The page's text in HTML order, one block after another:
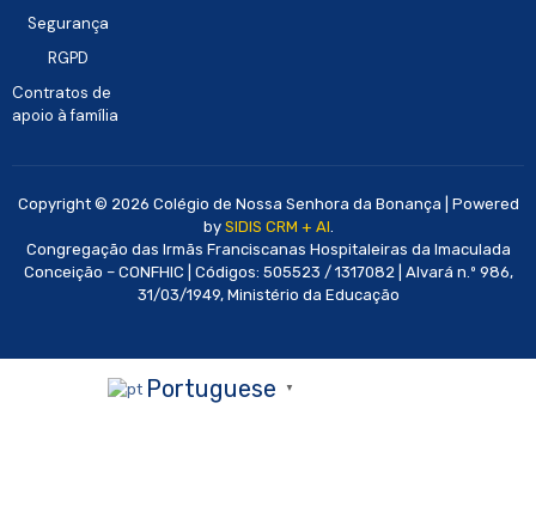
Segurança
RGPD
Contratos de
apoio à família
Copyright © 2026 Colégio de Nossa Senhora da Bonança | Powered
by SIDIS CRM + AI
Congregação das Irmãs Franciscanas Hospitaleiras da Imaculada
Conceição – CONFHIC | Códigos: 505523 / 1317082 | Alvará n.º 986,
31/03/1949, Ministério da Educação
Portuguese ▼